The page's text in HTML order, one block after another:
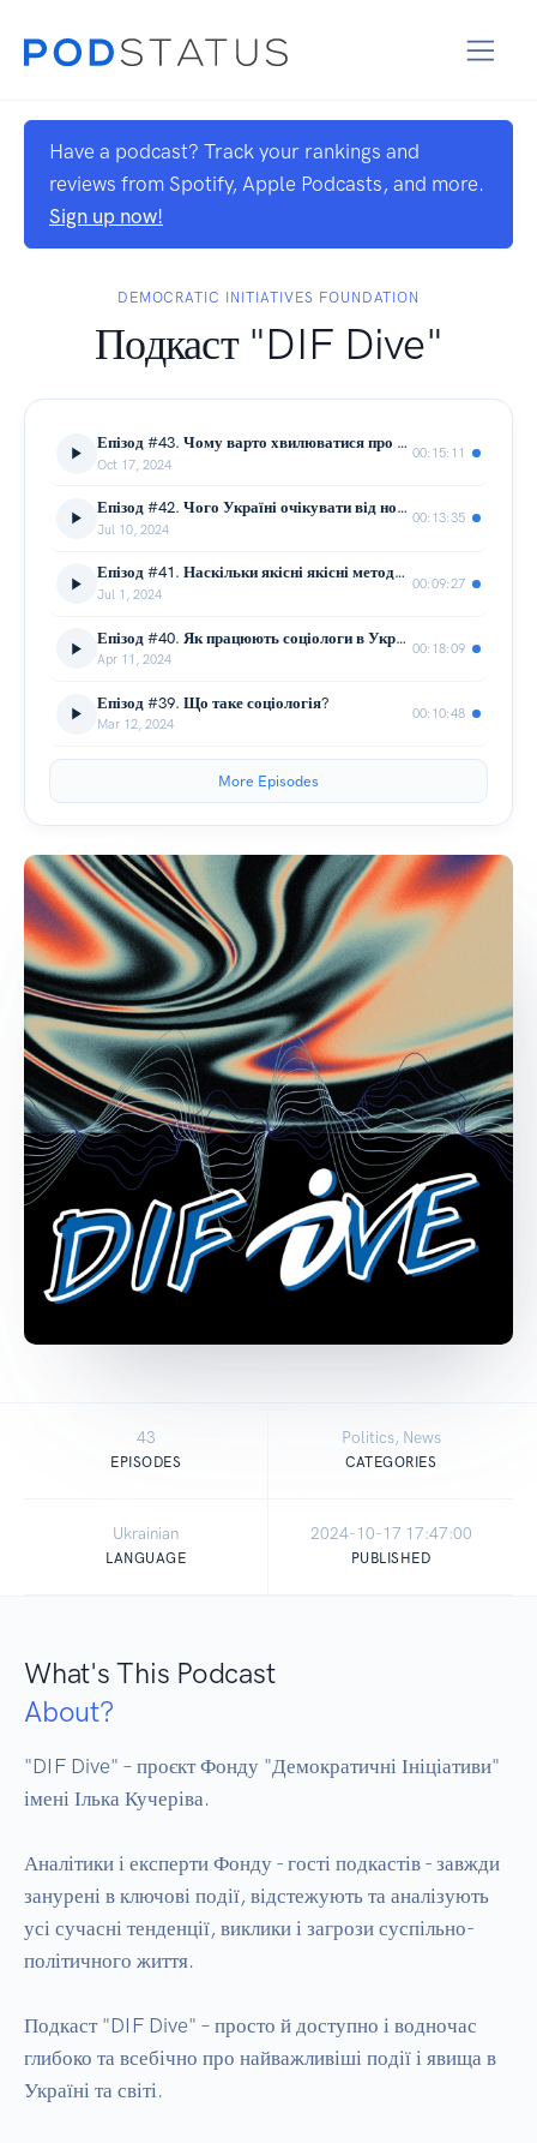
Have a podcast? Track your rankings and
reviews from Spotify, Apple Podcasts, and more.
Sign up now!
DEMOCRATIC INITIATIVES FOUNDATION
Подкаст "DIF Dive"
Епізод #43. Чому варто хвилюватися про вибори у Молдові?
Oct 17, 2024
00:15:11
Епізод #42. Чого Україні очікувати від нового складу Європарламенту?
Jul 10, 2024
00:13:35
Епізод #41. Наскільки якісні якісні методи досліджень?
Jul 1, 2024
00:09:27
Епізод #40. Як працюють соціологи в Україні?
Apr 11, 2024
00:18:09
Епізод #39. Що таке соціологія?
Mar 12, 2024
00:10:48
More Episodes
43
EPISODES
Politics, News
CATEGORIES
Ukrainian
LANGUAGE
2024-10-17 17:47:00
PUBLISHED
What's This Podcast
About?
"DIF Dive" – проєкт Фонду "Демократичні Ініціативи"
імені Ілька Кучеріва.
Аналітики і експерти Фонду - гості подкастів - завжди
занурені в ключові події, відстежують та аналізують
усі сучасні тенденції, виклики і загрози суспільно-
політичного життя.
Подкаст "DIF Dive" – просто й доступно і водночас
глибоко та всебічно про найважливіші події і явища в
Україні та світі.